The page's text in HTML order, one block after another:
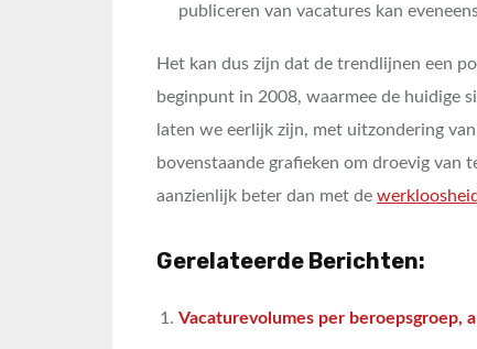
publiceren van vacatures kan
Het kan dus zijn dat de trendlijnen een
beginpunt in 2008, waarmee de huidige
laten we eerlijk zijn, met uitzondering
bovenstaande grafieken om droevig van
aanzienlijk beter dan met de werkloosheid
Gerelateerde Berichten:
Vacaturevolumes per beroepsgroep,